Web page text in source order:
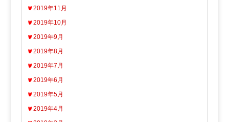
2019年11月
2019年10月
2019年9月
2019年8月
2019年7月
2019年6月
2019年5月
2019年4月